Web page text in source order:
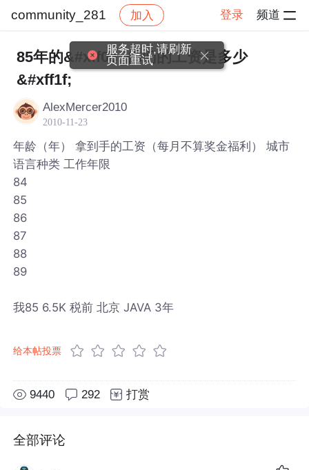
community_281 加入 登录 频道
社区 community_281 帖子详情
85年的&#xff0c; 你们的工资是多少
&#xff1f;
AlexMercer2010
2010-11-23
年龄（年） 拿到手的工资（每月不算奖金福利） 城市
语言种类 工作年限
84
85
86
87
88
89
我85 6.5K 税前 北京 JAVA 3年
给本帖投票
9440 292 打赏
全部评论
服务超时,请刷新
页面重试